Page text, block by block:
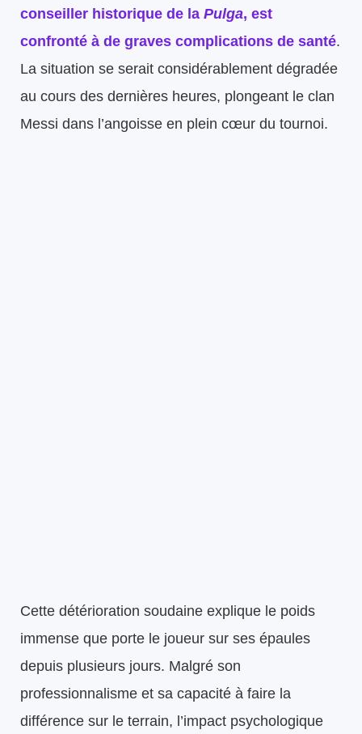
conseiller historique de la Pulga, est
confronté à de graves complications de santé.
La situation se serait considérablement dégradée
au cours des dernières heures, plongeant le clan
Messi dans l’angoisse en plein cœur du tournoi.
Cette détérioration soudaine explique le poids
immense que porte le joueur sur ses épaules
depuis plusieurs jours. Malgré son
professionnalisme et sa capacité à faire la
différence sur le terrain, l’impact psychologique